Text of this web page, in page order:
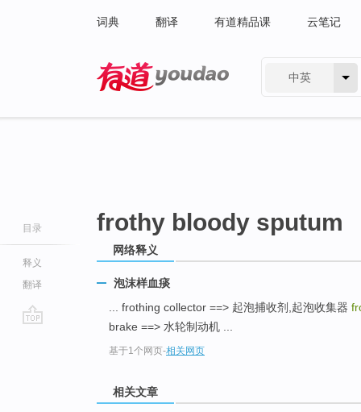
词典 翻译 有道精品课 云笔记
中英
目录
释义
翻译
frothy bloody sputum
网络释义
泡沫样血痰
... frothing collector ==> 起泡捕收剂,起泡收集器
brake ==> 水轮制动机 ...
基于1个网页-相关网页
相关文章